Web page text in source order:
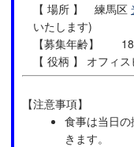
【 場所 】 練馬区
いたします)
【募集年齢】
【 役柄 】 オフィ
【注意事項】
食事は当日
きます。